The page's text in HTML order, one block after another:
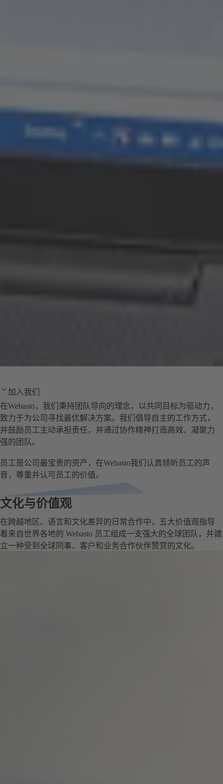
加入我们
在Webasto，我们秉持团队导向的理念，以共同目标为驱动力，
致力于为公司寻找最优解决方案。我们倡导自主的工作方式，
并鼓励员工主动承担责任，并通过协作精神打造高效、凝聚力
强的团队。
员工是公司最宝贵的资产，在Webasto我们认真倾听员工的声
音，尊重并认可员工的价值。
文化与价值观
在跨越地区、语言和文化差异的日常合作中，五大价值观指导
着来自世界各地的 Webasto 员工组成一支强大的全球团队，并建
立一种受到全球同事、客户和业务合作伙伴赞赏的文化。